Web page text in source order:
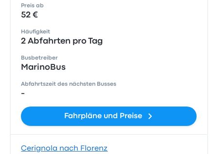
Preis ab
52 €
Häufigkeit
2 Abfahrten pro Tag
Busbetreiber
MarinoBus
Abfahrtszeit des nächsten Busses
-
Fahrpläne und Preise
Cerignola nach Florenz